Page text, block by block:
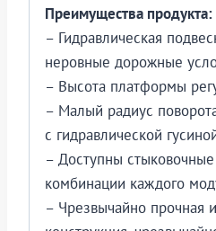
Преимущества продукта:
– Гидравлическая
неровные дорожные
– Высота платформы
– Малый радиус
с гидравлической
– Доступны
комбинации каждого
– Чрезвычайно прочная